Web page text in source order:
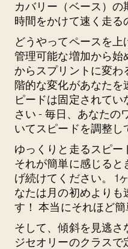
カバリー（ベース）の
時間をかけて速く走る
どうやってペースを上
管理可能な増加から始
からスプリントに変わ
階的な変化があなたを
ピードは固定されて
さい - 毎日、あなたの
いてスピードを調整し
ゆっくりと走るスピー
それが簡単に感じると
げ続けてください。 1
なたは月の初めよりも
す！ 本当にそれほど簡
そして、傾斜を見逃さ
ジセオリーのクラス